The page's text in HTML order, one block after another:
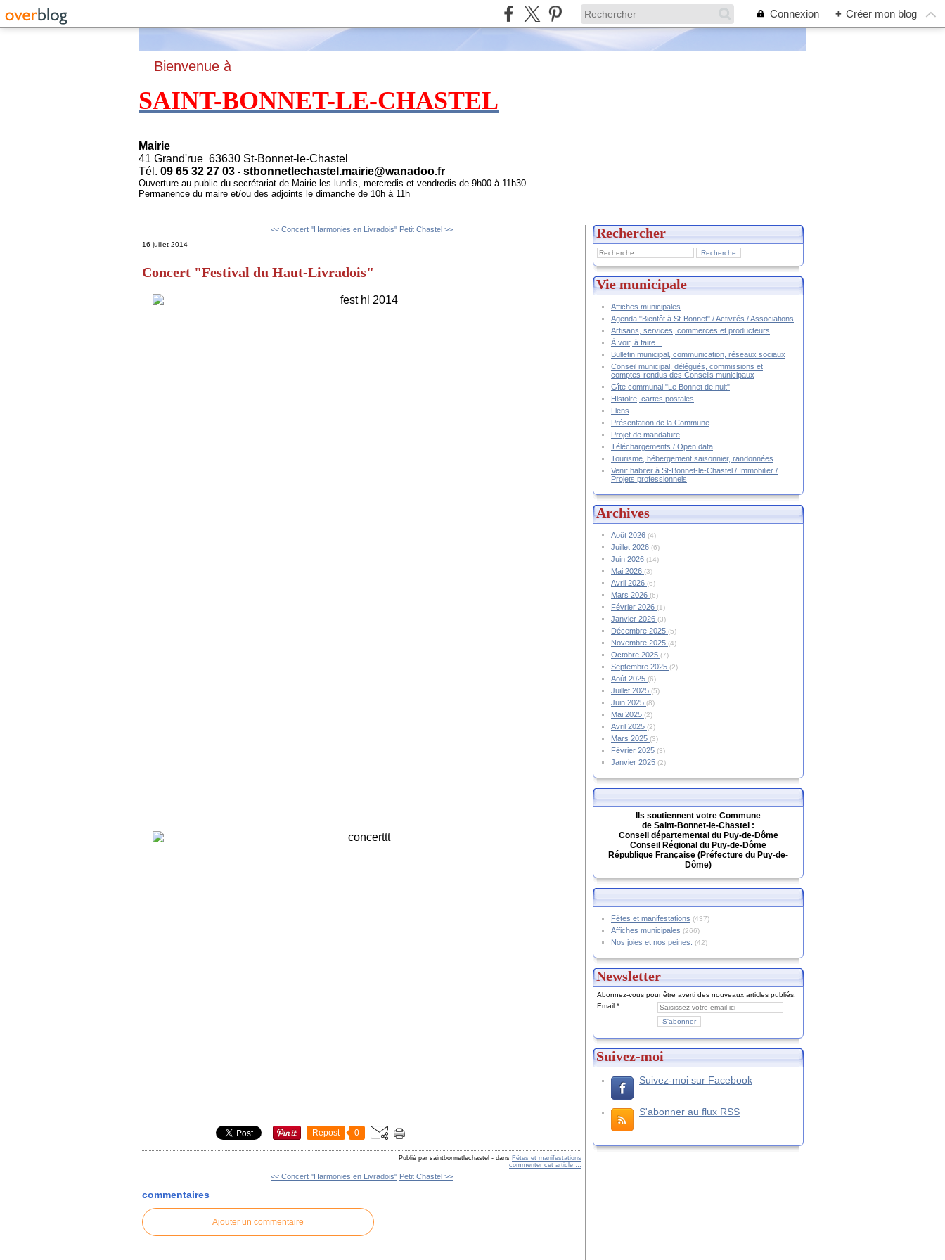
Connexion + Créer mon blog
Bienvenue à
SAINT-BONNET-LE-CHASTEL
Mairie
41 Grand'rue 63630 St-Bonnet-le-Chastel
Tél. 09 65 32 27 03 - stbonnetlechastel.mairie@wanadoo.fr
Ouverture au public du secrétariat de Mairie les lundis, mercredis et vendredis de 9h00 à 11h30
Permanence du maire et/ou des adjoints le dimanche de 10h à 11h
<< Concert "Harmonies en Livradois" Petit Chastel >>
16 juillet 2014
Concert "Festival du Haut-Livradois"
Repost 0
Publié par saintbonnetlechastel - dans Fêtes et manifestations
commenter cet article …
<< Concert "Harmonies en Livradois" Petit Chastel >>
commentaires
Ajouter un commentaire
Rechercher
Vie municipale
Affiches municipales
Agenda "Bientôt à St-Bonnet" / Activités / Associations
Artisans, services, commerces et producteurs
À voir, à faire...
Bulletin municipal, communication, réseaux sociaux
Conseil municipal, délégués, commissions et
comptes-rendus des Conseils municipaux
Gîte communal "Le Bonnet de nuit"
Histoire, cartes postales
Liens
Présentation de la Commune
Projet de mandature
Téléchargements / Open data
Tourisme, hébergement saisonnier, randonnées
Venir habiter à St-Bonnet-le-Chastel / Immobilier /
Projets professionnels
Archives
Août 2026 (4)
Juillet 2026 (6)
Juin 2026 (14)
Mai 2026 (3)
Avril 2026 (6)
Mars 2026 (6)
Février 2026 (1)
Janvier 2026 (3)
Décembre 2025 (5)
Novembre 2025 (4)
Octobre 2025 (7)
Septembre 2025 (2)
Août 2025 (6)
Juillet 2025 (5)
Juin 2025 (8)
Mai 2025 (2)
Avril 2025 (2)
Mars 2025 (3)
Février 2025 (3)
Janvier 2025 (2)
Ils soutiennent votre Commune
de Saint-Bonnet-le-Chastel :
Conseil départemental du Puy-de-Dôme
Conseil Régional du Puy-de-Dôme
République Française (Préfecture du Puy-de-
Dôme)
Fêtes et manifestations (437)
Affiches municipales (266)
Nos joies et nos peines. (42)
Newsletter
Abonnez-vous pour être averti des nouveaux articles publiés.
Email
Suivez-moi
Suivez-moi sur Facebook
S'abonner au flux RSS